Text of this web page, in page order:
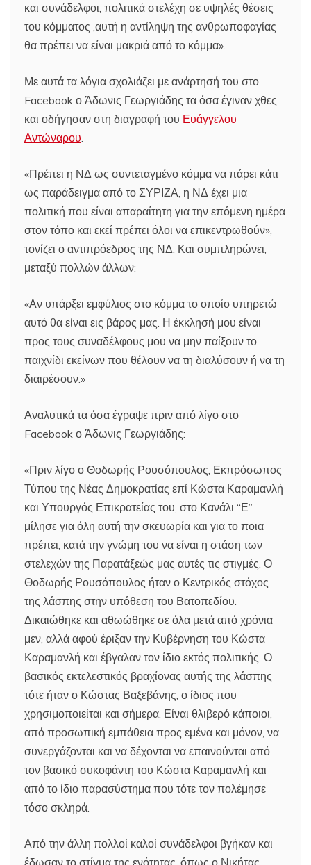
και συνάδελφοι, πολιτικά στελέχη σε υψηλές θέσεις
του κόμματος ,αυτή η αντίληψη της ανθρωποφαγίας
θα πρέπει να είναι μακριά από το κόμμα».
Με αυτά τα λόγια σχολιάζει με ανάρτησή του στο
Facebook ο Άδωνις Γεωργιάδης τα όσα έγιναν χθες
και οδήγησαν στη διαγραφή του Ευάγγελου
Αντώναρου.
«Πρέπει η ΝΔ ως συντεταγμένο κόμμα να πάρει κάτι
ως παράδειγμα από το ΣΥΡΙΖΑ, η ΝΔ έχει μια
πολιτική που είναι απαραίτητη για την επόμενη ημέρα
στον τόπο και εκεί πρέπει όλοι να επικεντρωθούν»,
τονίζει ο αντιπρόεδρος της ΝΔ. Και συμπληρώνει,
μεταξύ πολλών άλλων:
«Αν υπάρξει εμφύλιος στο κόμμα το οποίο υπηρετώ
αυτό θα είναι εις βάρος μας. Η έκκλησή μου είναι
προς τους συναδέλφους μου να μην παίξουν το
παιχνίδι εκείνων που θέλουν να τη διαλύσουν ή να τη
διαιρέσουν.»
Αναλυτικά τα όσα έγραψε πριν από λίγο στο
Facebook ο Άδωνις Γεωργιάδης:
«Πριν λίγο ο Θοδωρής Ρουσόπουλος, Εκπρόσωπος
Τύπου της Νέας Δημοκρατίας επί Κώστα Καραμανλή
και Υπουργός Επικρατείας του, στο Κανάλι “Ε”
μίλησε για όλη αυτή την σκευωρία και για το ποια
πρέπει, κατά την γνώμη του να είναι η στάση των
στελεχών της Παρατάξεώς μας αυτές τις στιγμές. Ο
Θοδωρής Ρουσόπουλος ήταν ο Κεντρικός στόχος
της λάσπης στην υπόθεση του Βατοπεδίου.
Δικαιώθηκε και αθωώθηκε σε όλα μετά από χρόνια
μεν, αλλά αφού έριξαν την Κυβέρνηση του Κώστα
Καραμανλή και έβγαλαν τον ίδιο εκτός πολιτικής. Ο
βασικός εκτελεστικός βραχίονας αυτής της λάσπης
τότε ήταν ο Κώστας Βαξεβάνης, ο ίδιος που
χρησιμοποιείται και σήμερα. Είναι θλιβερό κάποιοι,
από προσωπική εμπάθεια προς εμένα και μόνον, να
συνεργάζονται και να δέχονται να επαινούνται από
τον βασικό συκοφάντη του Κώστα Καραμανλή και
από το ίδιο παρασύστημα που τότε τον πολέμησε
τόσο σκληρά.
Από την άλλη πολλοί καλοί συνάδελφοι βγήκαν και